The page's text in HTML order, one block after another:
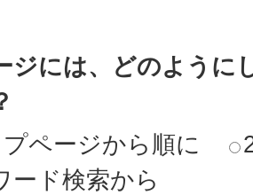
ジには、どのように
ページから順に
ード検索から